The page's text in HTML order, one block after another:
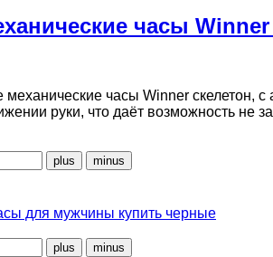
часы
часы Winner скелетон,
руки, что даёт возможность не